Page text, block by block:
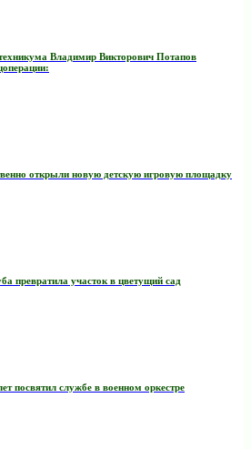
Владимир Викторович Потапов
открыли новую детскую игровую площадку
превратила участок в цветущий сад
посвятил службе в военном оркестре